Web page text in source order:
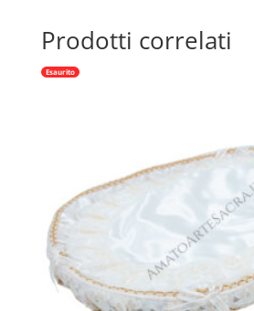
Prodotti correlati
Esaurito